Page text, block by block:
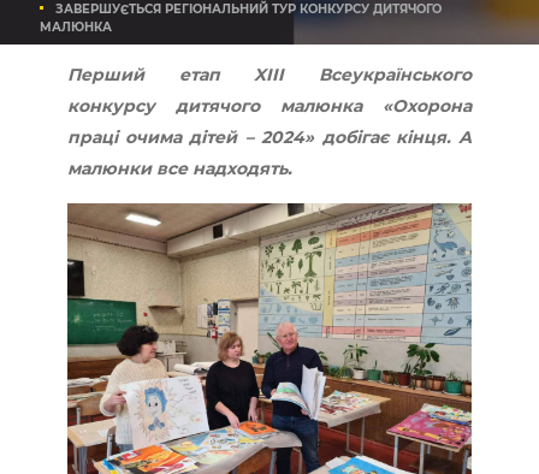
ЗАВЕРШУЄТЬСЯ РЕГІОНАЛЬНИЙ ТУР КОНКУРСУ ДИТЯЧОГО
МАЛЮНКА
Перший етап XIII Всеукраїнського
конкурсу дитячого малюнка «Охорона
праці очима дітей – 2024» добігає кінця. А
малюнки все надходять.